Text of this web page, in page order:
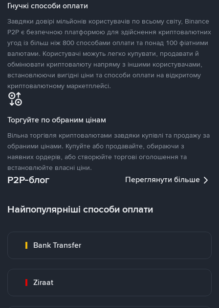
Гнучкі способи оплати
Завдяки довірі мільйонів користувачів по всьому світу, Binance
P2P є безпечною платформою для здійснення криптовалютних
угод із більш ніж 800 способами оплати та понад 100 фіатними
валютами. Користувачі можуть легко купувати, продавати й
обмінювати криптовалюту напряму з іншими користувачами,
встановлюючи вигідні ціни та способи оплати на відкритому
криптовалютному маркетплейсі.
Торгуйте по обраним цінам
Вільна торгівля криптовалютами завдяки купівлі та продажу за
обраними цінами. Купуйте або продавайте, обираючи з
наявних ордерів, або створюйте торгові оголошення та
встановлюйте власні ціни.
P2P-блог Переглянути більше
Найпопулярніші способи оплати
Bank Transfer
Ziraat